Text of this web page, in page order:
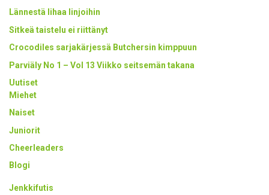
Lännestä lihaa linjoihin
Sitkeä taistelu ei riittänyt
Crocodiles sarjakärjessä Butchersin kimppuun
Parviäly No 1 – Vol 13 Viikko seitsemän takana
Uutiset
Miehet
Naiset
Juniorit
Cheerleaders
Blogi
Jenkkifutis